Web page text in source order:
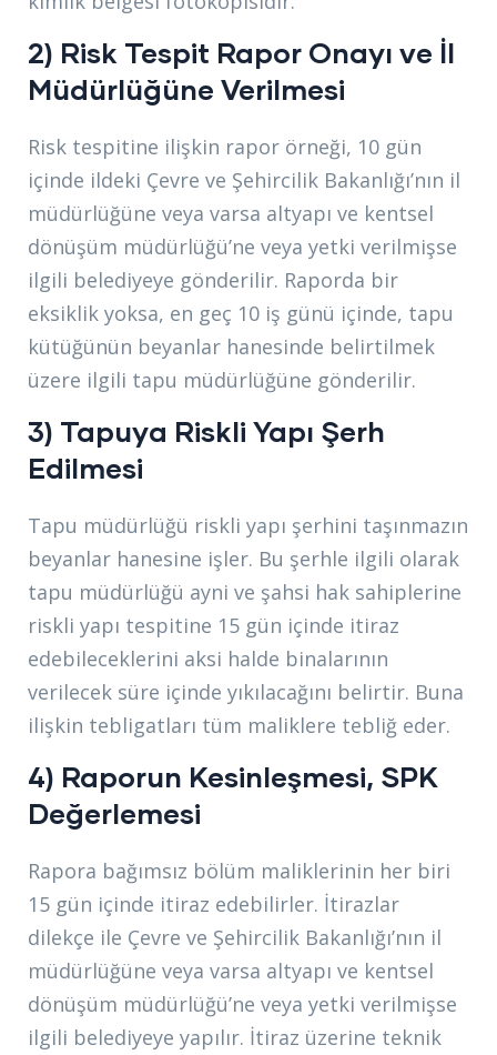
2) Risk Tespit Rapor Onayı ve İl
Müdürlüğüne Verilmesi
Risk tespitine ilişkin rapor örneği, 10 gün
içinde ildeki Çevre ve Şehircilik Bakanlığı’nın il
müdürlüğüne veya varsa altyapı ve kentsel
dönüşüm müdürlüğü’ne veya yetki verilmişse
ilgili belediyeye gönderilir. Raporda bir
eksiklik yoksa, en geç 10 iş günü içinde, tapu
kütüğünün beyanlar hanesinde belirtilmek
üzere ilgili tapu müdürlüğüne gönderilir.
3) Tapuya Riskli Yapı Şerh
Edilmesi
Tapu müdürlüğü riskli yapı şerhini taşınmazın
beyanlar hanesine işler. Bu şerhle ilgili olarak
tapu müdürlüğü ayni ve şahsi hak sahiplerine
riskli yapı tespitine 15 gün içinde itiraz
edebileceklerini aksi halde binalarının
verilecek süre içinde yıkılacağını belirtir. Buna
ilişkin tebligatları tüm maliklere tebliğ eder.
4) Raporun Kesinleşmesi, SPK
Değerlemesi
Rapora bağımsız bölüm maliklerinin her biri
15 gün içinde itiraz edebilirler. İtirazlar
dilekçe ile Çevre ve Şehircilik Bakanlığı’nın il
müdürlüğüne veya varsa altyapı ve kentsel
dönüşüm müdürlüğü’ne veya yetki verilmişse
ilgili belediyeye yapılır. İtiraz üzerine teknik